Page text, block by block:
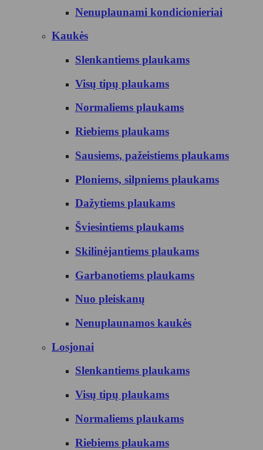
Nenuplaunami kondicionieriai
Kaukės
Slenkantiems plaukams
Visų tipų plaukams
Normaliems plaukams
Riebiems plaukams
Sausiems, pažeistiems plaukams
Ploniems, silpniems plaukams
Dažytiems plaukams
Šviesintiems plaukams
Skilinėjantiems plaukams
Garbanotiems plaukams
Nuo pleiskanų
Nenuplaunamos kaukės
Losjonai
Slenkantiems plaukams
Visų tipų plaukams
Normaliems plaukams
Riebiems plaukams